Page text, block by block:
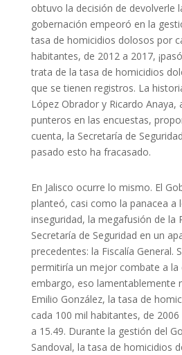
obtuvo la decisión de devolverle
gobernación empeoró en la
tasa de homicidios dolosos por
habitantes, de 2012 a 2017,
trata de la tasa de homicidios
que se tienen registros. La
López Obrador y Ricardo
punteros en las encuestas,
cuenta, la Secretaría de
pasado esto ha fracasado.
En Jalisco ocurre lo mismo. El
planteó, casi como la panacea a
inseguridad, la megafusión de la
Secretaría de Seguridad en un
precedentes: la Fiscalía General.
permitiría un mejor combate a la
embargo, eso lamentablemente
Emilio González, la tasa de
cada 100 mil habitantes, de
a 15.49. Durante la gestión del
Sandoval, la tasa de homicidios